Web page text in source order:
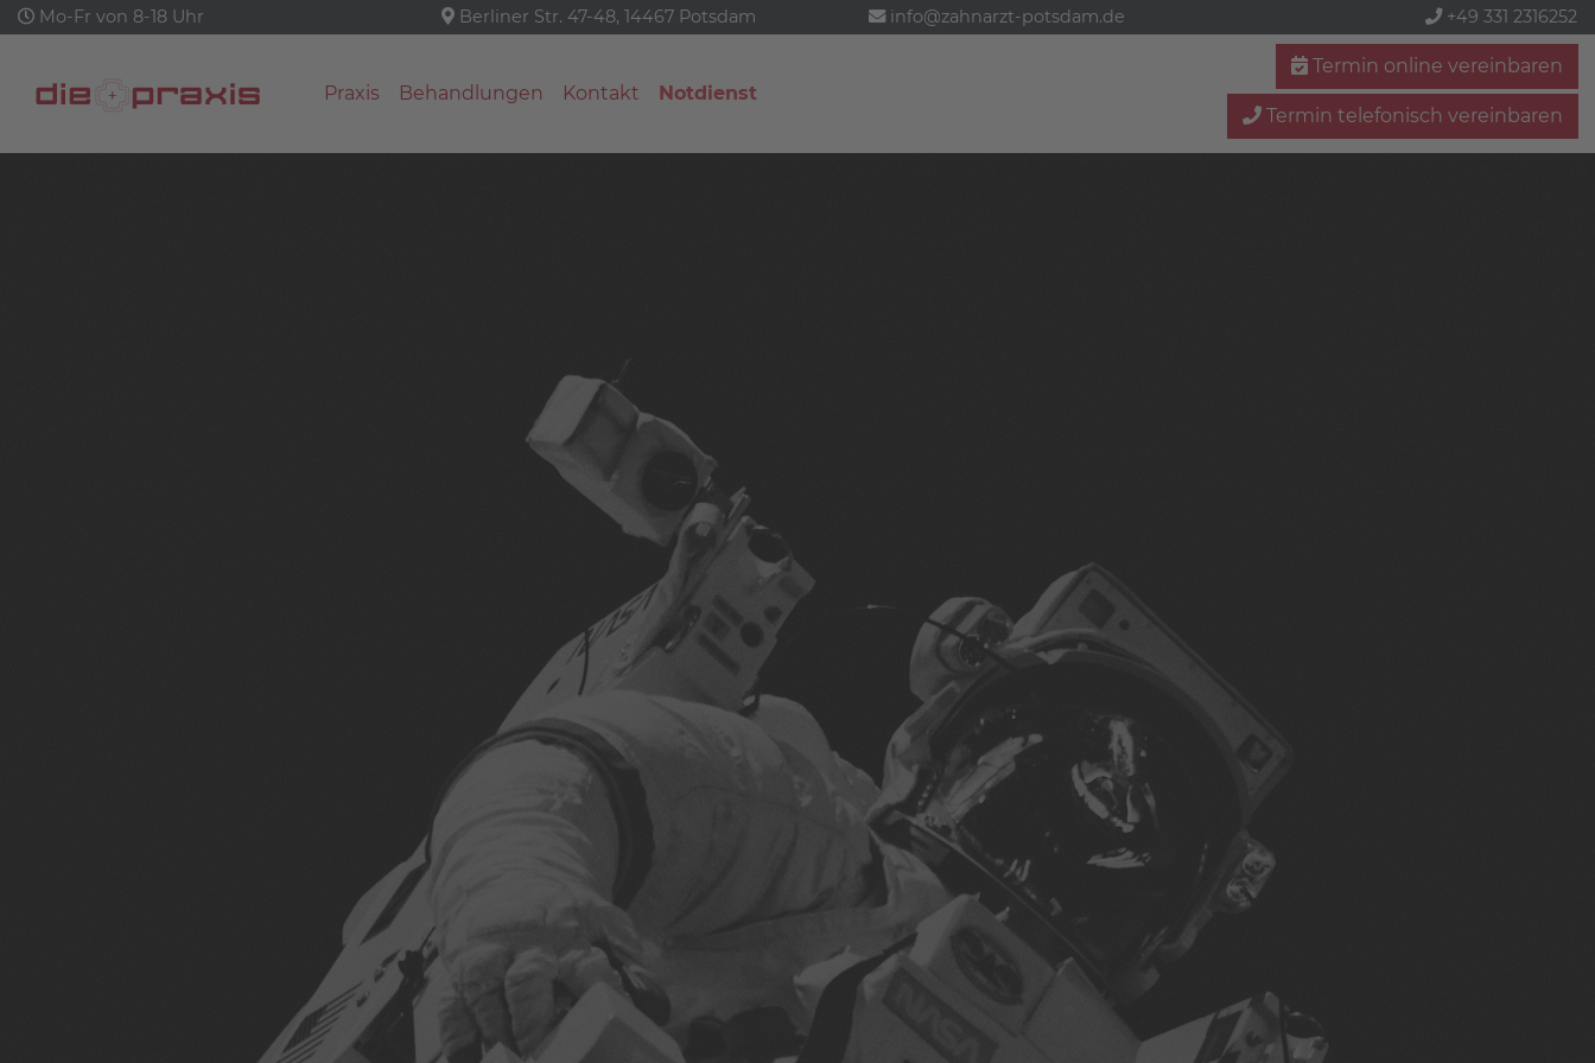
Mo-Fr von 8-18 Uhr Berliner Str. 47-48, 14467 Potsdam info@zahnarzt-potsdam.de +49 331 2316252
Praxis Behandlungen Kontakt Notdienst
Termin online vereinbaren
Termin telefonisch vereinbaren